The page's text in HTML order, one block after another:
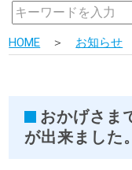
HOME ＞ お知らせ
おかげさま
が出来ました。